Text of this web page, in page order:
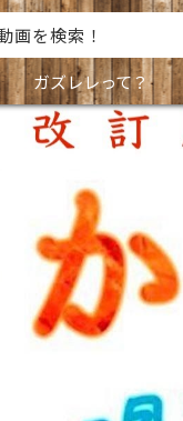
ガズレレって？